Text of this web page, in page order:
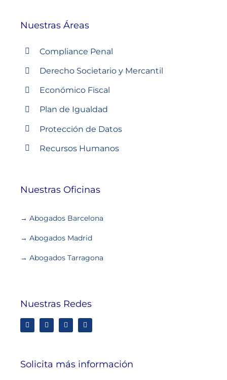
Nuestras Áreas
Compliance Penal
Derecho Societario y Mercantil
Económico Fiscal
Plan de Igualdad
Protección de Datos
Recursos Humanos
Nuestras Oficinas
→ Abogados Barcelona
→ Abogados Madrid
→ Abogados Tarragona
Nuestras Redes
Solicita más información